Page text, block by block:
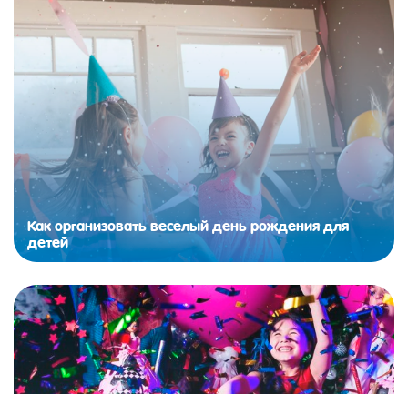
Как организовать веселый день рождения для
детей